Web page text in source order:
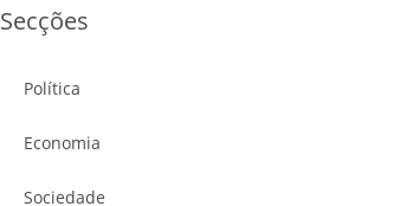
Secções
Política
Economia
Sociedade